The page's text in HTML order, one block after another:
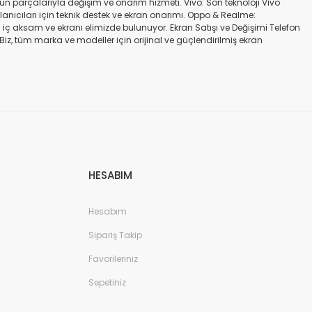
parçalarıyla değişim ve onarım hizmeti. Vivo: Son teknoloji Vivo
için teknik destek ve ekran onarımı. Oppo & Realme:
ve ekranı elimizde bulunuyor. Ekran Satışı ve Değişimi Telefon
Biz, tüm marka ve modeller için orijinal ve güçlendirilmiş ekran
değişimi ve tamiri Batarya değişimi Neden Bizi Tercih Etmelisiniz?
HESABIM
Hesabım
Sipariş Takip
Favorileriniz
Sepetiniz